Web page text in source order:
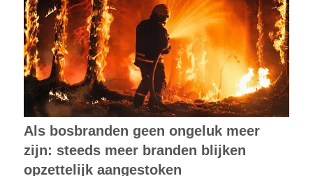
Als bosbranden geen ongeluk meer
zijn: steeds meer branden blijken
opzettelijk aangestoken